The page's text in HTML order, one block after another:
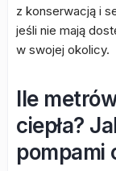
z konserwacją i
jeśli nie mają
w swojej okolicy.
Ile
ciepła?
pompami